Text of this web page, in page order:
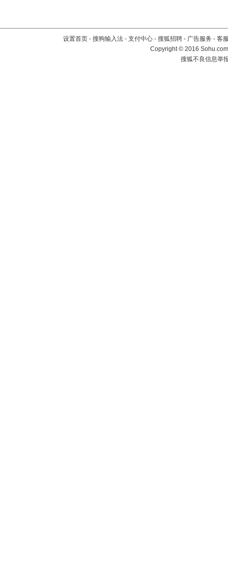
设置首页 - 搜狗输入法 - 支付中心 - 搜狐招聘 - 广告服务 - 客
Copyright©2016
搜狐不良信息举